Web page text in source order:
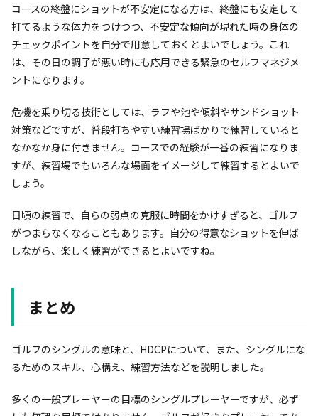
コースの終盤にショットが不安定になる方は、終盤にも安定して
打てるような体力をつけつつ、不安定な傾向が現れた時の身体の
チェックポイントを自分で用意しておくとよいでしょう。これ
は、その日の調子が悪い時にも応用できる緊急のセルフマネジメ
ントになります。
危機を乗り切る技術としては、ラフや池や傾斜やサンドショット
対策などですが、普段打ちやすい練習場ばかりで練習していると
なかなか身に付きません。コースでの経験が一番の練習になりま
すが、練習場でもいろんな場面をイメージして練習するとよいで
しょう。
日頃の練習で、自らの弱点の克服に時間をかけすぎると、ゴルフ
がつまらなくなることもあります。自分の得意なショットを伸ば
しながら、楽しく練習ができるとよいですね。
まとめ
ゴルフのシングルの意味と、HDCPについて、また、シングルにな
るためのスキル、心構え、練習方法などを説明しました。
多くの一般プレーヤーの目標のシングルプレーヤーですが、必ず